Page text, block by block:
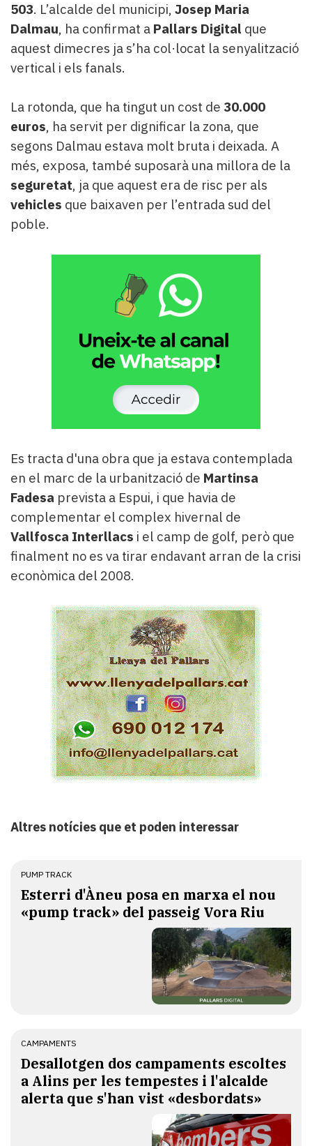
Lo
més
llegit...
Editorial
503. L’alcalde del municipi, Josep Maria
Dalmau, ha confirmat a Pallars Digital que
aquest dimecres ja s’ha col·locat la senyalització
vertical i els fanals.
La rotonda, que ha tingut un cost de 30.000
euros, ha servit per dignificar la zona, que
segons Dalmau estava molt bruta i deixada. A
més, exposa, també suposarà una millora de la
seguretat, ja que aquest era de risc per als
vehicles que baixaven per l’entrada sud del
poble.
Es tracta d'una obra que ja estava contemplada
en el marc de la urbanització de Martinsa
Fadesa prevista a Espui, i que havia de
complementar el complex hivernal de
Vallfosca Interllacs i el camp de golf, però que
finalment no es va tirar endavant arran de la crisi
econòmica del 2008.
Altres notícies que et poden interessar
PUMP TRACK
Esterri d'Àneu posa en marxa el nou
«pump track» del passeig Vora Riu
CAMPAMENTS
​Desallotgen dos campaments escoltes
a Alins per les tempestes i l'alcalde
alerta que s'han vist «desbordats»